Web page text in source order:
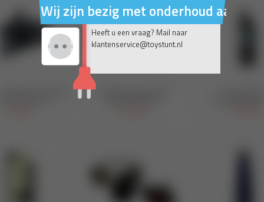
Wij zijn bezig met onderhoud aan
Heeft u een vraag? Mail naar
klantenservice@toystunt.nl